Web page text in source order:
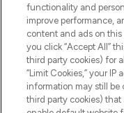
Do Not
functionality and
improve performance,
content and ads on
you click “Accept All”
third party cookies) for
“Limit Cookies,” your
information may still
third party cookies) that